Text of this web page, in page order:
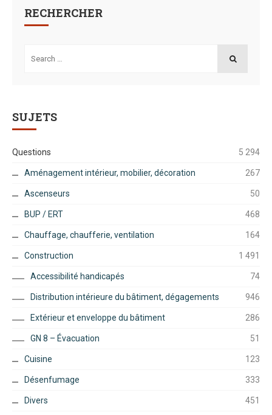
RECHERCHER
for:
SUJETS
Questions 5 294
Aménagement intérieur, mobilier, décoration 267
Ascenseurs 50
BUP / ERT 468
Chauffage, chaufferie, ventilation 164
Construction 1 491
Accessibilité handicapés 74
Distribution intérieure du bâtiment, dégagements 946
Extérieur et enveloppe du bâtiment 286
GN 8 – Évacuation 51
Cuisine 123
Désenfumage 333
Divers 451